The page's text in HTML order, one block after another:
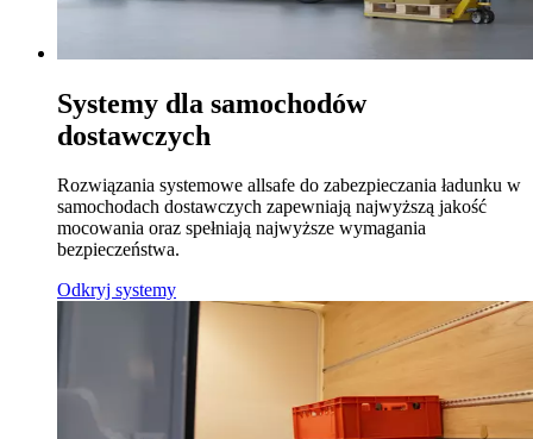
Systemy dla samochodów
dostawczych
Rozwiązania systemowe allsafe do zabezpieczania ładunku w
samochodach dostawczych zapewniają najwyższą jakość
mocowania oraz spełniają najwyższe wymagania
bezpieczeństwa.
Odkryj systemy